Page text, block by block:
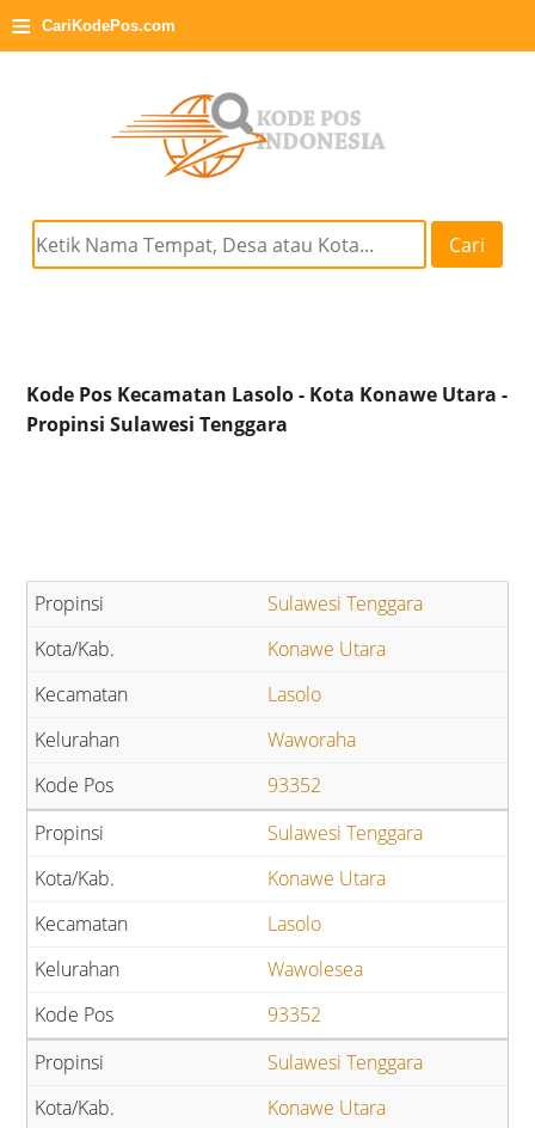
≡ CariKodePos.com
Cari
Kode Pos Kecamatan Lasolo - Kota Konawe Utara -
Propinsi Sulawesi Tenggara
Sulawesi Tenggara
Konawe Utara
Lasolo
Waworaha
93352
Sulawesi Tenggara
Konawe Utara
Lasolo
Wawolesea
93352
Sulawesi Tenggara
Konawe Utara